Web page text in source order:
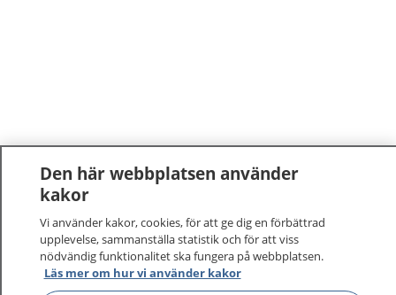
Den här webbplatsen använder
kakor
Vi använder kakor, cookies, för att ge dig en förbättrad
upplevelse, sammanställa statistik och för att viss
nödvändig funktionalitet ska fungera på webbplatsen.
Läs mer om hur vi använder kakor